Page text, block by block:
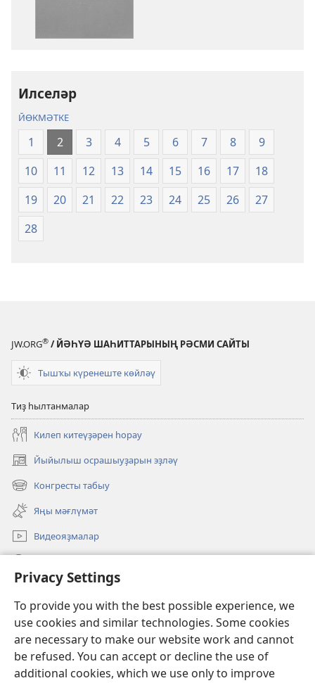
Privacy Settings
To provide you with the best possible experience, we
use cookies and similar technologies. Some cookies
are necessary to make our website work and cannot
be refused. You can accept or decline the use of
additional cookies, which we use only to improve
Илселәр
ЙӨКМӘТКЕ
1 2 3 4 5 6 7 8
9
10
11 12 13 14 15 16 17
18
19
20 21 22 23 24 25 26
27
28
JW.ORG® / ЙӘҺҮӘ ШАҺИТТАРЫНЫҢ РӘСМИ САЙТЫ
Тышҡы күренеште көйләү
Тиҙ һылтанмалар
Килеп китеүҙәрен һорау
Йыйылыш осрашыуҙарын эҙләү
(opens
new
window)
Конгресты табыу
(opens
new
window)
Яңы мәғлүмәт
Видеояҙмалар
(opens
window)Күҙәтеү манараһының ОНЛАЙН КИТАПХАНАҺЫ
(opens
new
window)JW Hub ®
(opens